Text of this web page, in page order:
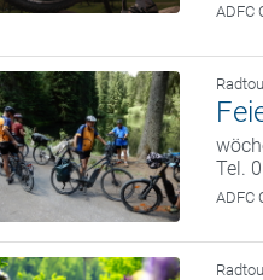
ADFC
Tel.
ADFC